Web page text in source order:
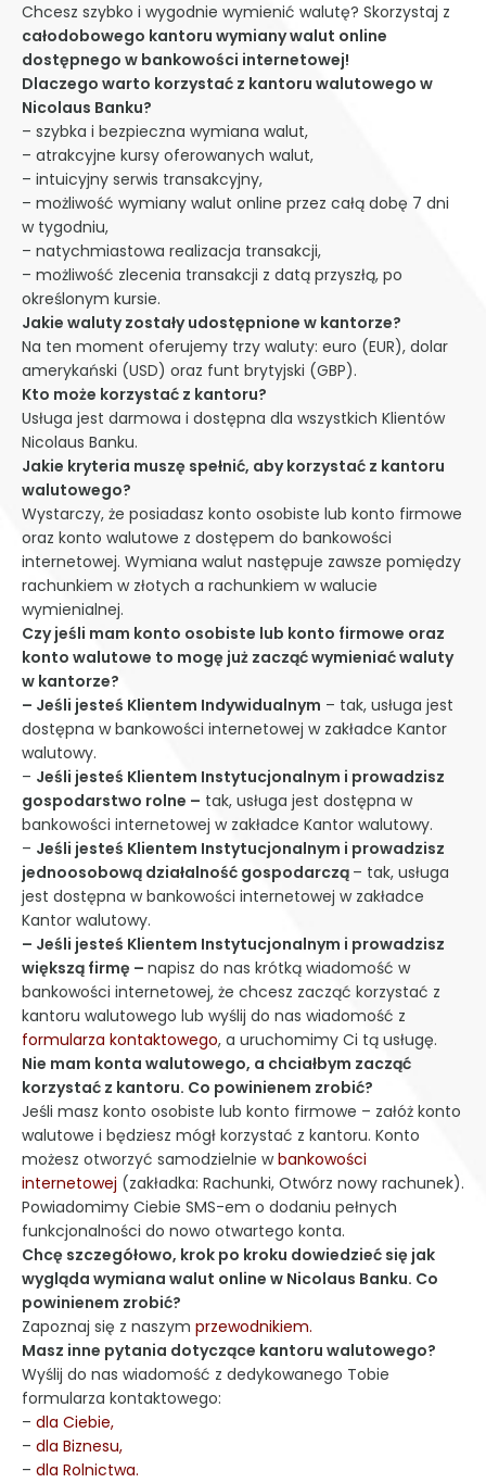
Chcesz szybko i wygodnie wymienić walutę? Skorzystaj z
całodobowego kantoru wymiany walut online
dostępnego w bankowości internetowej!
Dlaczego warto korzystać z kantoru walutowego w
Nicolaus Banku?
– szybka i bezpieczna wymiana walut,
– atrakcyjne kursy oferowanych walut,
– intuicyjny serwis transakcyjny,
– możliwość wymiany walut online przez całą dobę 7 dni
w tygodniu,
– natychmiastowa realizacja transakcji,
– możliwość zlecenia transakcji z datą przyszłą, po
określonym kursie.
Jakie waluty zostały udostępnione w kantorze?
Na ten moment oferujemy trzy waluty: euro (EUR), dolar
amerykański (USD) oraz funt brytyjski (GBP).
Kto może korzystać z kantoru?
Usługa jest darmowa i dostępna dla wszystkich Klientów
Nicolaus Banku.
Jakie kryteria muszę spełnić, aby korzystać z kantoru
walutowego?
Wystarczy, że posiadasz konto osobiste lub konto firmowe
oraz konto walutowe z dostępem do bankowości
internetowej. Wymiana walut następuje zawsze pomiędzy
rachunkiem w złotych a rachunkiem w walucie
wymienialnej.
Czy jeśli mam konto osobiste lub konto firmowe oraz
konto walutowe to mogę już zacząć wymieniać waluty
w kantorze?
– Jeśli jesteś Klientem Indywidualnym – tak, usługa jest
dostępna w bankowości internetowej w zakładce Kantor
walutowy.
– Jeśli jesteś Klientem Instytucjonalnym i prowadzisz
gospodarstwo rolne – tak, usługa jest dostępna w
bankowości internetowej w zakładce Kantor walutowy.
– Jeśli jesteś Klientem Instytucjonalnym i prowadzisz
jednoosobową działalność gospodarczą – tak, usługa
jest dostępna w bankowości internetowej w zakładce
Kantor walutowy.
– Jeśli jesteś Klientem Instytucjonalnym i prowadzisz
większą firmę – napisz do nas krótką wiadomość w
bankowości internetowej, że chcesz zacząć korzystać z
kantoru walutowego lub wyślij do nas wiadomość z
formularza kontaktowego, a uruchomimy Ci tą usługę.
Nie mam konta walutowego, a chciałbym zacząć
korzystać z kantoru. Co powinienem zrobić?
Jeśli masz konto osobiste lub konto firmowe – załóż konto
walutowe i będziesz mógł korzystać z kantoru. Konto
możesz otworzyć samodzielnie wbankowości
internetowej (zakładka: Rachunki, Otwórz nowy rachunek).
Powiadomimy Ciebie SMS-em o dodaniu pełnych
funkcjonalności do nowo otwartego konta.
Chcę szczegółowo, krok po kroku dowiedzieć się jak
wygląda wymiana walut online w Nicolaus Banku. Co
powinienem zrobić?
Zapoznaj się z naszym przewodnikiem.
Masz inne pytania dotyczące kantoru walutowego?
Wyślij do nas wiadomość z dedykowanego Tobie
formularza kontaktowego:
– dla Ciebie,
– dla Biznesu,
– dla Rolnictwa.